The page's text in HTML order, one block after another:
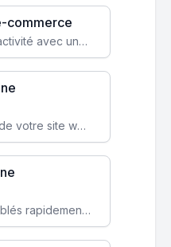
commerce
Transformez votre activité avec une boutique en ligne, accessible à l'échelle mondiale 24/7.
Boostez la visibilité de votre site web sur Google et attirez du trafic qualifié grâce à nos stratégies SEO.
Attirez des clients ciblés rapidement avec des campagnes publicitaires payantes optimisées pour vos objectifs.